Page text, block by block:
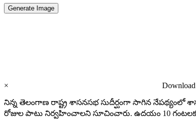
Generate Image
×
Download
నిన్న తెలంగాణ రాష్ట్ర శాసనసభ సుదీర్ఘంగా సాగిన నేపథ్యంలో
రోజుల పాటు నిర్వహించాలని సూచించారు. ఉదయం 10